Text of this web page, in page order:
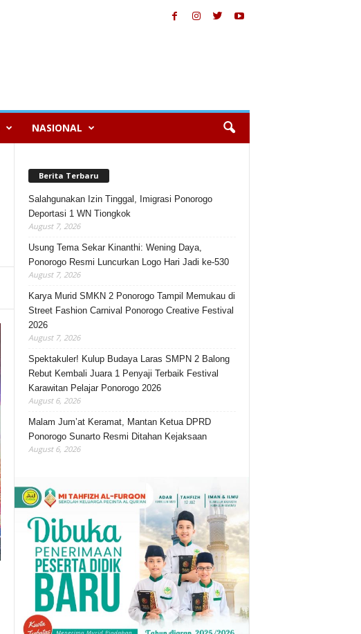
NASIONAL
Berita Terbaru
Salahgunakan Izin Tinggal, Imigrasi Ponorogo
Deportasi 1 WN Tiongkok
August 7, 2026
Usung Tema Sekar Kinanthi: Wening Daya,
Ponorogo Resmi Luncurkan Logo Hari Jadi ke-530
August 7, 2026
Karya Murid SMKN 2 Ponorogo Tampil Memukau di
Street Fashion Carnival Ponorogo Creative Festival
2026
August 7, 2026
Spektakuler! Kulup Budaya Laras SMPN 2 Balong
Rebut Kembali Juara 1 Penyaji Terbaik Festival
Karawitan Pelajar Ponorogo 2026
August 6, 2026
Malam Jum’at Keramat, Mantan Ketua DPRD
Ponorogo Sunarto Resmi Ditahan Kejaksaan
August 6, 2026